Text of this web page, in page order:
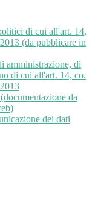
di cui all'art. 14,
(da pubblicare in
amministrazione, di
di cui all'art. 14, co.
da
dei dati